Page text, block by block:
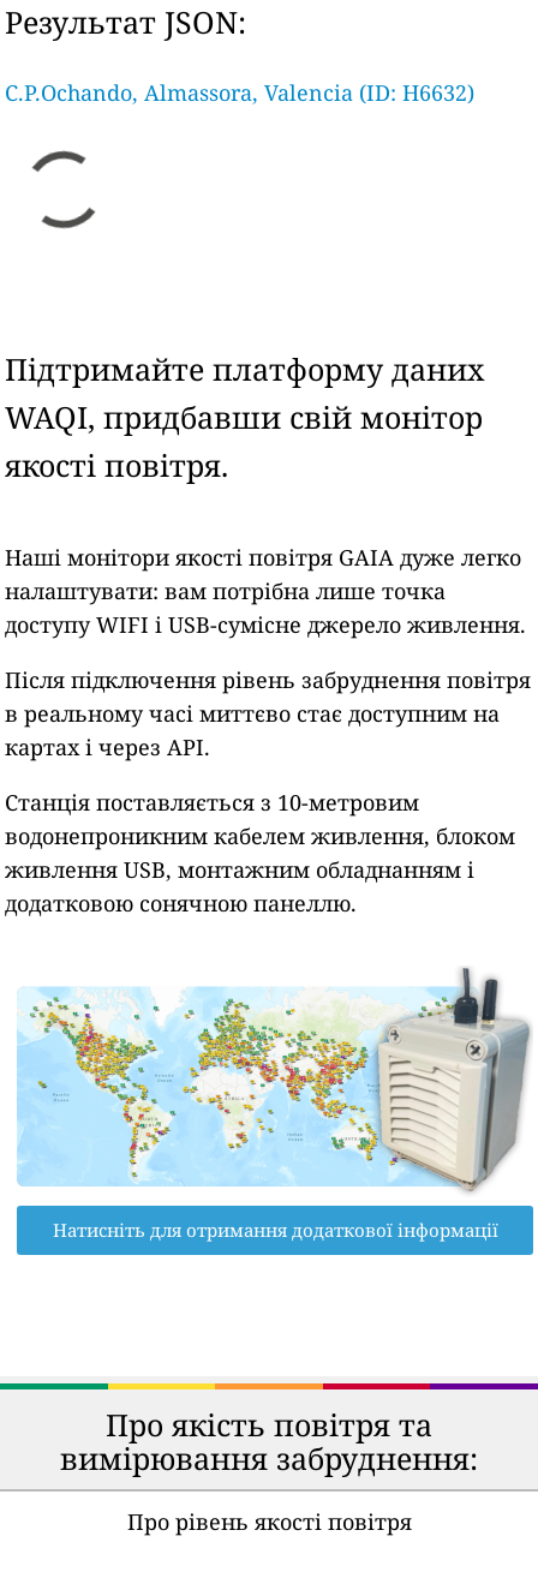
Результат JSON:
C.P.Ochando, Almassora, Valencia (ID: H6632)
Підтримайте платформу даних
WAQI, придбавши свій монітор
якості повітря.
Наші монітори якості повітря GAIA дуже легко
налаштувати: вам потрібна лише точка
доступу WIFI і USB-сумісне джерело живлення.
Після підключення рівень забруднення повітря
в реальному часі миттєво стає доступним на
картах і через API.
Станція поставляється з 10-метровим
водонепроникним кабелем живлення, блоком
живлення USB, монтажним обладнанням і
додатковою сонячною панеллю.
Натисніть для отримання додаткової інформації
Про якість повітря та
вимірювання забруднення:
Про рівень якості повітря